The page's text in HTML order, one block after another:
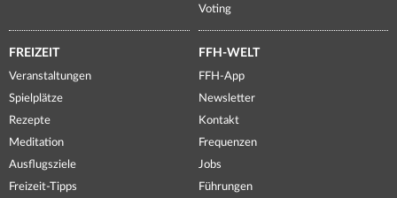
Voting
FREIZEIT
Veranstaltungen
Spielplätze
Rezepte
Meditation
Ausflugsziele
Freizeit-Tipps
FFH-WELT
FFH-App
Newsletter
Kontakt
Frequenzen
Jobs
Führungen